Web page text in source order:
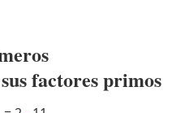
factores primos